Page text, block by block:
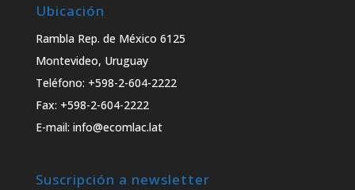
Ubicación
Rambla Rep. de México 6125
Montevideo, Uruguay
Teléfono: +598-2-604-2222
Fax: +598-2-604-2222
E-mail: info@ecomlac.lat
Suscripción a newsletter